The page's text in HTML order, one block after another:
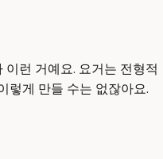
런 거예요. 요거는 전형적
렇게 만들 수는 없잖아요.